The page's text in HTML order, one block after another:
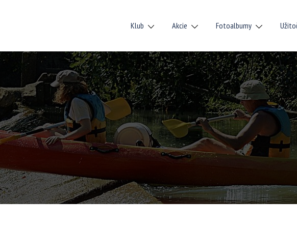
Klub Akcie Fotoalbumy